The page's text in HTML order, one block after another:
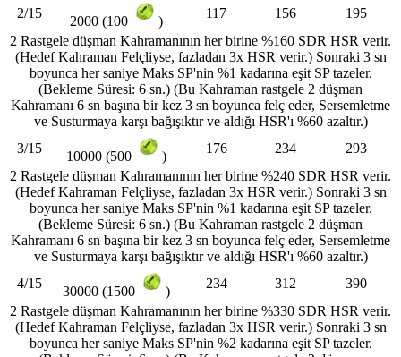
2/15
2000 (100 )
117 156
195
2 Rastgele düşman Kahramanının her birine %160 SDR HSR verir.
(Hedef Kahraman Felçliyse, fazladan 3x HSR verir.) Sonraki 3 sn
boyunca her saniye Maks SP'nin %1 kadarına eşit SP tazeler.
(Bekleme Süresi: 6 sn.) (Bu Kahraman rastgele 2 düşman
Kahramanı 6 sn başına bir kez 3 sn boyunca felç eder, Sersemletme
ve Susturmaya karşı bağışıktır ve aldığı HSR'ı %60 azaltır.)
3/15
10000 (500 )
176 234
293
2 Rastgele düşman Kahramanının her birine %240 SDR HSR verir.
(Hedef Kahraman Felçliyse, fazladan 3x HSR verir.) Sonraki 3 sn
boyunca her saniye Maks SP'nin %1 kadarına eşit SP tazeler.
(Bekleme Süresi: 6 sn.) (Bu Kahraman rastgele 2 düşman
Kahramanı 6 sn başına bir kez 3 sn boyunca felç eder, Sersemletme
ve Susturmaya karşı bağışıktır ve aldığı HSR'ı %60 azaltır.)
4/15
30000 (1500 )
234 312
390
2 Rastgele düşman Kahramanının her birine %330 SDR HSR verir.
(Hedef Kahraman Felçliyse, fazladan 3x HSR verir.) Sonraki 3 sn
boyunca her saniye Maks SP'nin %2 kadarına eşit SP tazeler.